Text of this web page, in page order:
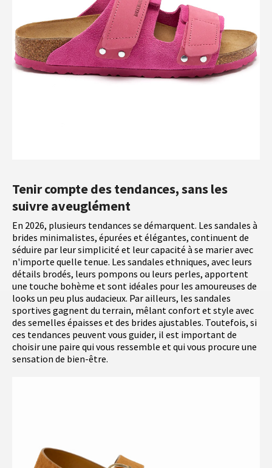
Tenir compte des tendances, sans les
suivre aveuglément
En 2026, plusieurs tendances se démarquent. Les sandales à
brides minimalistes, épurées et élégantes, continuent de
séduire par leur simplicité et leur capacité à se marier avec
n'importe quelle tenue. Les sandales ethniques, avec leurs
détails brodés, leurs pompons ou leurs perles, apportent
une touche bohème et sont idéales pour les amoureuses de
looks un peu plus audacieux. Par ailleurs, les sandales
sportives gagnent du terrain, mêlant confort et style avec
des semelles épaisses et des brides ajustables. Toutefois, si
ces tendances peuvent vous guider, il est important de
choisir une paire qui vous ressemble et qui vous procure une
sensation de bien-être.